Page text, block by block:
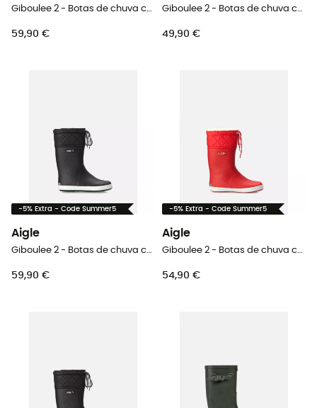
Giboulee 2 - Botas de chuva criança
59,90 €
Giboulee 2 - Botas de chuva criança
49,90 €
-5% Extra - Code Summer5
Aigle
Giboulee 2 - Botas de chuva criança
59,90 €
-5% Extra - Code Summer5
Aigle
Giboulee 2 - Botas de chuva criança
54,90 €